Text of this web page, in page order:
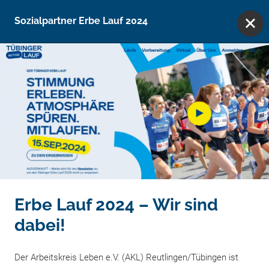
Online-Beratung
Aktuelles
Sozialpartner Erbe Lauf 2024
Erbe Lauf 2024 – Wir sind
dabei!
Der Arbeitskreis Leben e.V. (AKL) Reutlingen/Tübingen ist